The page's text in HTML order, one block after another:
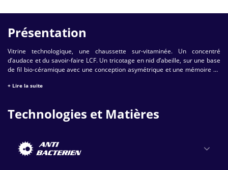
Présentation
Vitrine technologique, une chaussette sur-vitaminée. Un concentré
d’audace et du savoir-faire LCF. Un tricotage en nid d’abeille, sur une base
de fil bio-céramique avec une conception asymétrique et une mémoire de
qu'une amélioration de la stabilité posturale.
+ Lire la suite
Technologies et Matières